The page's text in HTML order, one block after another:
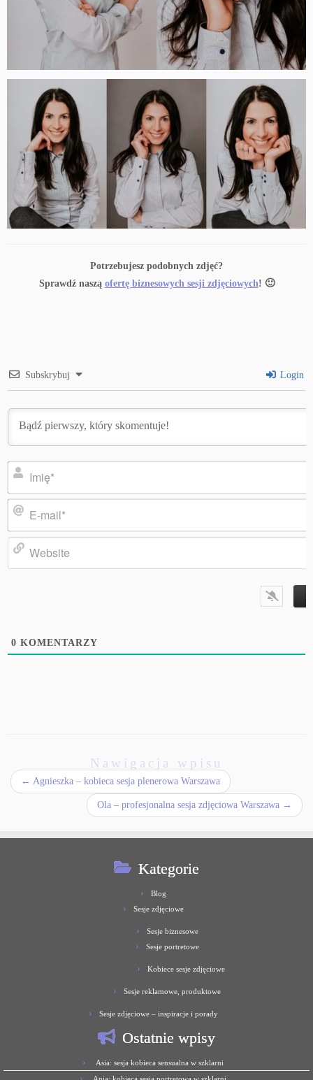
Potrzebujesz podobnych zdjęć?
Sprawdź naszą ofertę biznesowych sesji zdjęciowych! 🙂
Subskrybuj Login
Imię*
E-
mail*
0 KOMENTARZY
Nawigacja wpisu
← Agnieszka – kobieca sesja plenerowa Warszawa
Ola – profesjonalna sesja zdjęciowa Warszawa →
Kategorie
Blog
Sesje zdjęciowe
Sesje biznesowe
Sesje portretowe
Kobiece sesje zdjęciowe
Sesje reklamowe, produktowe
Sesje zdjęciowe – inspiracje i porady
Ostatnie wpisy
Asia: sesja kobieca sensualna w szklarni